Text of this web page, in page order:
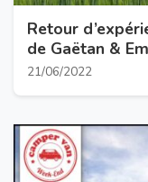
Retour
de Gaëtan &
21/06/2022